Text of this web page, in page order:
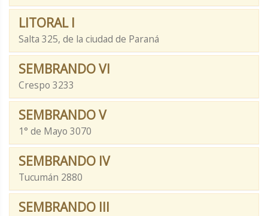
LITORAL I
Salta 325, de la ciudad de Paraná
SEMBRANDO VI
Crespo 3233
SEMBRANDO V
1° de Mayo 3070
SEMBRANDO IV
Tucumán 2880
SEMBRANDO III